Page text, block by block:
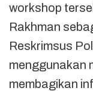
workshop
Rakhman
Reskrimsus
menggunakan
membagikan